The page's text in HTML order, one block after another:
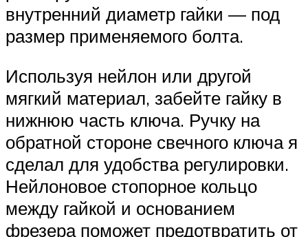
внутренний диаметр гайки — под
размер применяемого болта.
Используя нейлон или другой
мягкий материал, забейте гайку в
нижнюю часть ключа. Ручку на
обратной стороне свечного ключа я
сделал для удобства регулировки.
Нейлоновое стопорное кольцо
между гайкой и основанием
фрезера поможет предотвратить от